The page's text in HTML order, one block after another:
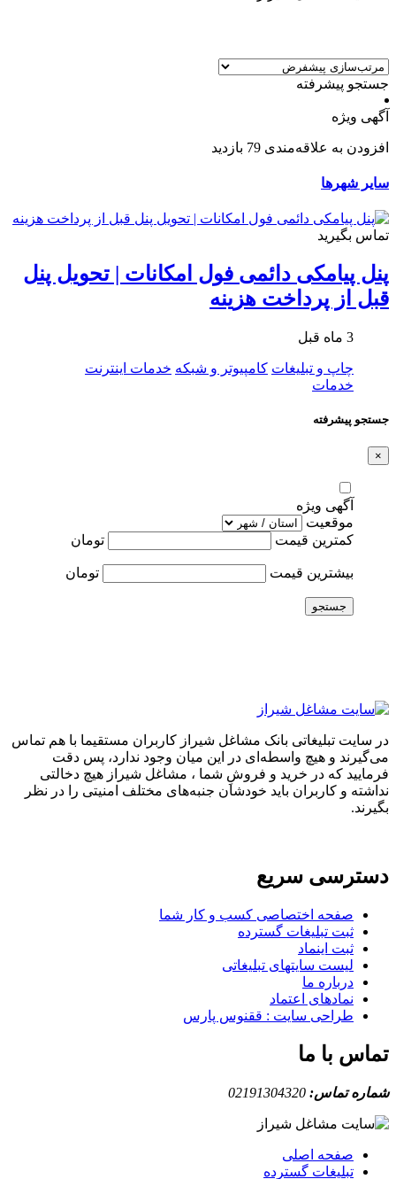
جستجو پیشرفته
آگهی ویژه
افزودن به علاقه‌مندی 79 بازدید
سایر شهرها
تماس بگیرید
پنل پیامکی دائمی فول امکانات | تحویل پنل
قبل از پرداخت هزینه
3 ماه قبل
چاپ و تبلیغات کامپیوتر و شبکه خدمات اینترنت
خدمات
جستجو پیشرفته
×
آگهی ویژه
موقعیت
کمترین قیمت
تومان
بیشترین قیمت تومان
جستجو
در سایت تبلیغاتی بانک مشاغل شیراز کاربران مستقیما با هم تماس
می‌گیرند و هیچ واسطه‌ای در این میان وجود ندارد، پس دقت
فرمایید که در خرید و فروشِ شما ، مشاغل شیراز هیچ دخالتی
نداشته و کاربران باید خودشان جنبه‌های مختلف امنیتی را در نظر
بگیرند.
دسترسی سریع
صفحه اختصاصی کسب و کار شما
ثبت تبلیغات گسترده
ثبت اینماد
لیست سایتهای تبلیغاتی
درباره ما
نمادهای اعتماد
طراحی سایت : ققنوس پارس
تماس با ما
شماره تماس: 02191304320
صفحه اصلی
تبلیغات گسترده